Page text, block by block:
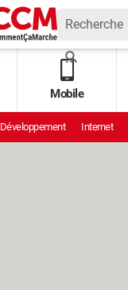
Mobile
Développement Internet